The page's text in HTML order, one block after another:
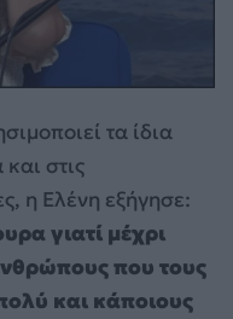
τα ίδια
στις
η Ελένη εξήγησε:
γιατί μέχρι
που τους
και κάποιους